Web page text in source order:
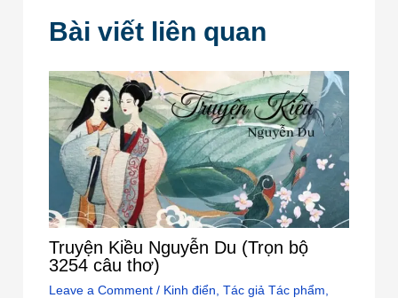
Bài viết liên quan
Truyện Kiều Nguyễn Du (Trọn bộ
3254 câu thơ)
Leave a Comment / Kinh điển ,Tác giả Tác phẩm